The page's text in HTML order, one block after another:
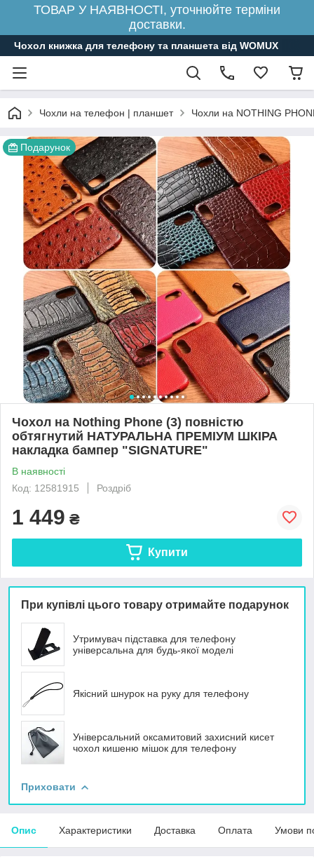
ТОВАР У НАЯВНОСТІ, уточнюйте терміни
доставки.
Чохол книжка для телефону та планшета від WOMUX
Чохли на телефон | планшет Чохли на NOTHING
Подарунок
Чохол на Nothing Phone (3) повністю
обтягнутий НАТУРАЛЬНА ПРЕМІУМ ШКІРА
накладка бампер "SIGNATURE"
В наявності
Код: 12581915
Роздріб
1 449 ₴
Купити
При купівлі цього товару отримайте подарунок
Утримувач підставка для телефону
універсальна для будь-якої моделі
Якісний шнурок на руку для телефону
Універсальний оксамитовий захисний кисет
чохол кишеню мішок для телефону
Приховати
Опис Характеристики Доставка Оплата Умови